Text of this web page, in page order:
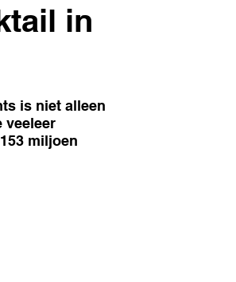
in
is niet alleen
veeleer
miljoen